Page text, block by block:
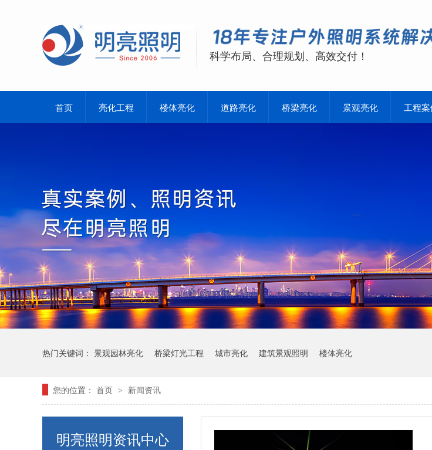
科学布局、合理规划、高效交付！
首页 亮化工程 楼体亮化 道路亮化 桥梁亮化 景观亮化 工程
热门关键词： 景观园林亮化 桥梁灯光工程 城市亮化 建筑景观照明 楼体亮化
您的位置： 首页 > 新闻资讯
明亮照明资讯中心